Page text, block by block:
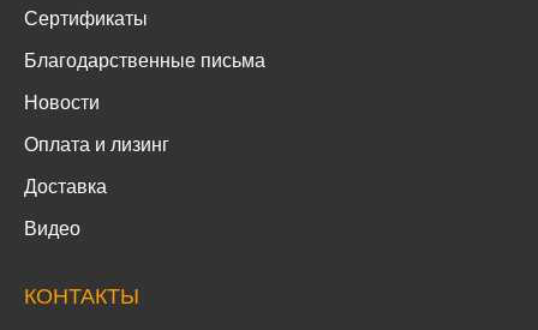
Сертификаты
Благодарственные письма
Новости
Оплата и лизинг
Доставка
Видео
КОНТАКТЫ